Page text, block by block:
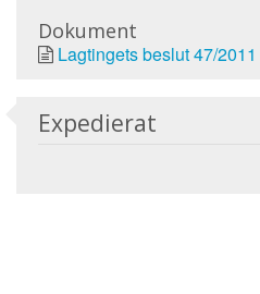
Dokument
Lagtingets beslut 47/2011
Expedierat